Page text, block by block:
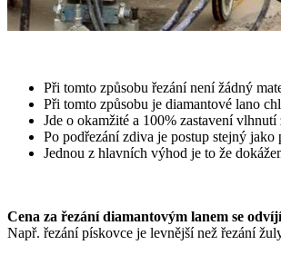
Při tomto způsobu řezání není žádný
Při tomto způsobu je diamantové lano
Jde o okamžité a 100% zastavení
Po podřezání zdiva je postup stejný
Jednou z hlavních výhod je to že
Cena za řezání diamantovým lanem se
Např. řezání pískovce je levnější než řezání